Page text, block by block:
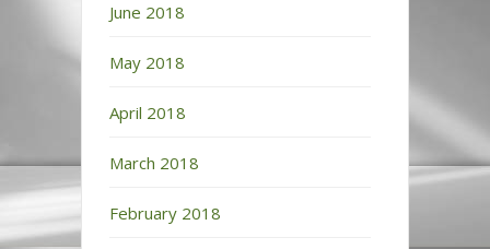
June 2018
May 2018
April 2018
March 2018
February 2018